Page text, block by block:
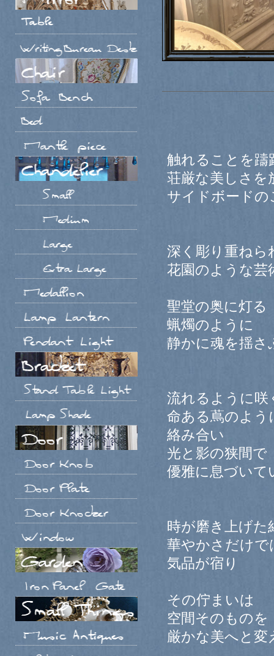
触れることを躊
荘厳な美しさを
サイドボードの
深く彫り重ねら
花園のような芸
聖堂の奥に灯る
蝋燭のように
静かに魂を揺さ
流れるように咲
命ある蔦のよう
絡み合い
光と影の狭間で
優雅に息づいて
時が磨き上げた
華やかさだけで
気品が宿り
その佇まいは
空間そのものを
厳かな美へと